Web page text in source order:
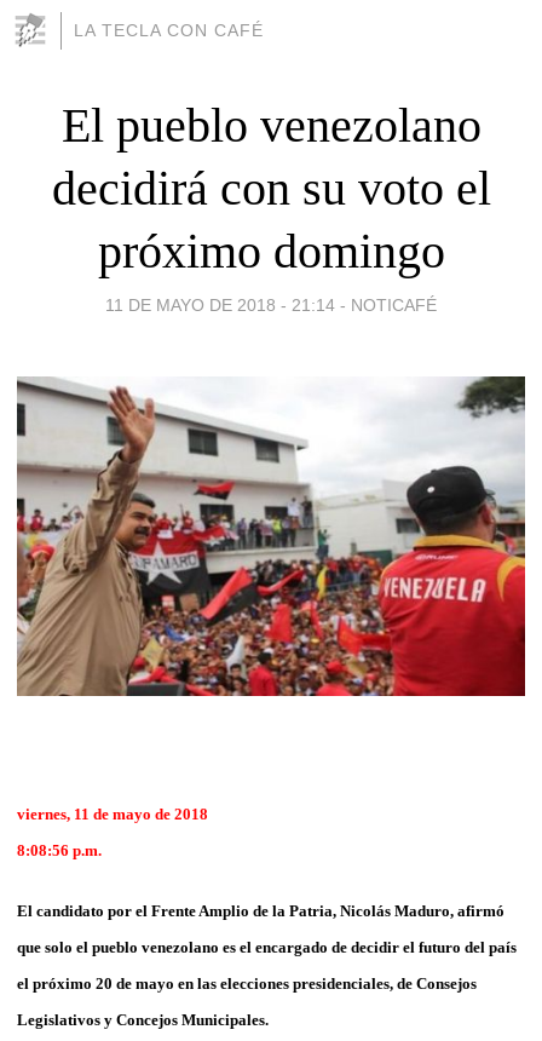
LA TECLA CON CAFÉ
El pueblo venezolano
decidirá con su voto el
próximo domingo
11 DE MAYO DE 2018 - 21:14 - NOTICAFÉ
viernes, 11 de mayo de 2018
8:08:56 p.m.
El candidato por el Frente Amplio de la Patria, Nicolás Maduro, afirmó
que solo el pueblo venezolano es el encargado de decidir el futuro del país
el próximo 20 de mayo en las elecciones presidenciales, de Consejos
Legislativos y Concejos Municipales.